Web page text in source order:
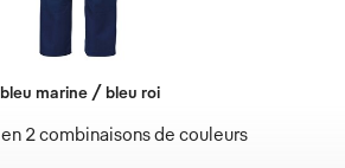
2 combinaisons de couleurs
bleu marine / bleu roi